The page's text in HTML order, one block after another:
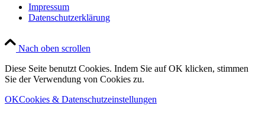
Impressum
Datenschutzerklärung
Nach oben scrollen
Diese Seite benutzt Cookies. Indem Sie auf OK klicken, stimmen
Sie der Verwendung von Cookies zu.
OKCookies & Datenschutzeinstellungen